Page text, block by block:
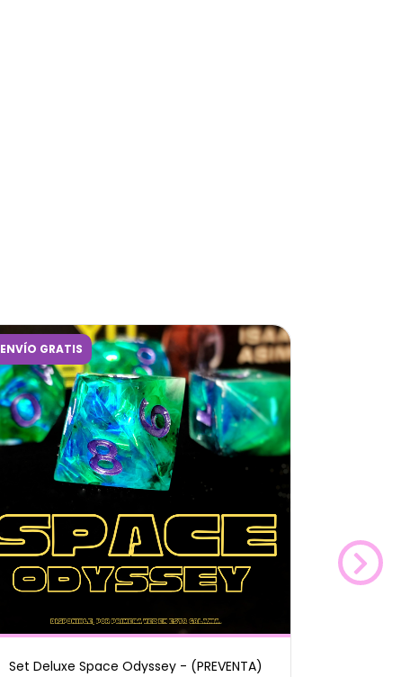
ENVÍO GRATIS
Set Deluxe Space Odyssey - (PREVENTA)